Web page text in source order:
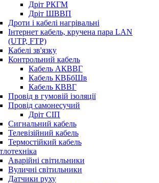
Дріт РКГМ
Дріт ШВВП
Дроти і кабелі нагрівальні
Інтернет кабель, кручена пара LAN
(UTP, FTP)
Кабелі зв'язку
Контрольний кабель
Кабель АКВВГ
Кабель КВБбШв
Кабель КВВГ
Провід в гумовій ізоляції
Провід самонесучий
Дріт СІП
Сигнальний кабель
Телевізійний кабель
Термостійкий кабель
Аварійні світильники
Вуличні світильники
Датчики руху